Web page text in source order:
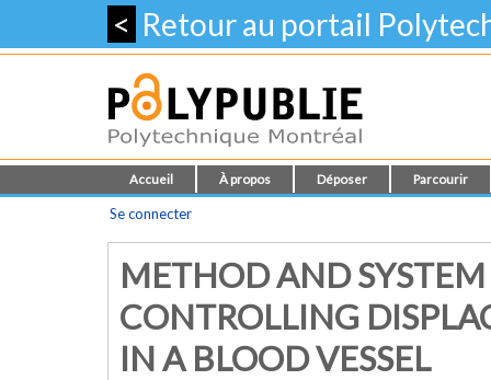
< Retour au portail
Accueil À propos Déposer Parcourir
Se connecter
METHOD AND
CONTROLLING
IN A BLOOD VESSEL